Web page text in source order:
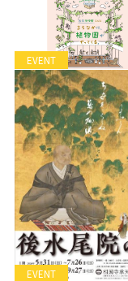
EVENT
EVENT